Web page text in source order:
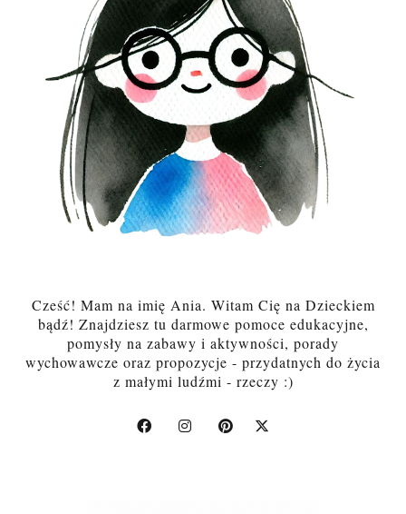
Cześć! Mam na imię Ania. Witam Cię na Dzieckiem
bądź! Znajdziesz tu darmowe pomoce edukacyjne,
pomysły na zabawy i aktywności, porady
wychowawcze oraz propozycje - przydatnych do życia
z małymi ludźmi - rzeczy :)